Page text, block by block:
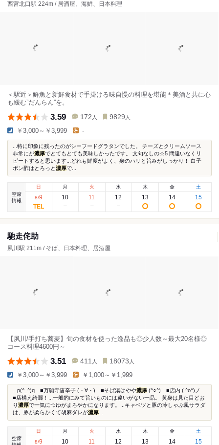
西宮北口駅 224m / 居酒屋、海鮮、日本料理
＜駅近＞鮮魚と新鮮食材で手掛ける味自慢の料理を堪能＊美酒と共に心
も緩む”だんらん”を。
3.59 172 人 9829 人
￥3,000～￥3,999 -
...特に印象に残ったのがシーフードグラタンでした。 チーズとクリームソース
非常にが濃厚でとてもとても美味しかったです。 文句なしの☆5 間違いなくリ
ピートすると思います...どれも鮮度がよく、身のハリと旨みがしっかり！ 白子
ポン酢はとろっと濃厚で...
空席
情報
日
8/9
月
10
火
11
水
12
木
13
金
14
土
15
馳走侘助
夙川駅 211m / そば、日本料理、居酒屋
【夙川/手打ち蕎麦】旬の食材を使った逸品も◎少人数～最大20名様◎
コース料理4600円～
3.51 411 人 18073 人
￥3,000～￥3,999 ￥1,000～￥1,999
...p(^_^)q ■万願寺唐辛子 (・∀・) ■そば湯はやや濃厚 (^○^) ■店内 ( ^o^)ノ
■店構え綺麗！...一般的にみて旨いものには違いがない一品。 黄身は見た目どお
り濃厚で一気につゆがまろやかになります。...キャベツと豚の冷しゃぶ風サラダ
は、豚が柔らかくて胡麻ダレが濃厚
空席
日
8/9
月
10
火
11
水
12
木
13
金
14
土
15